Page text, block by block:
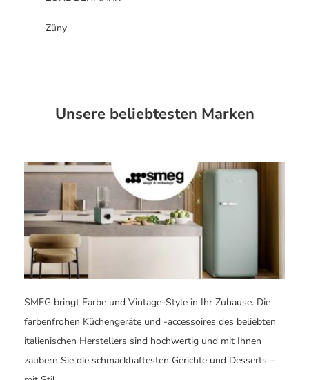
Züny
Unsere beliebtesten Marken
SMEG bringt Farbe und Vintage-Style in Ihr Zuhause. Die
farbenfrohen Küchengeräte und -accessoires des beliebten
italienischen Herstellers sind hochwertig und mit Ihnen
zaubern Sie die schmackhaftesten Gerichte und Desserts –